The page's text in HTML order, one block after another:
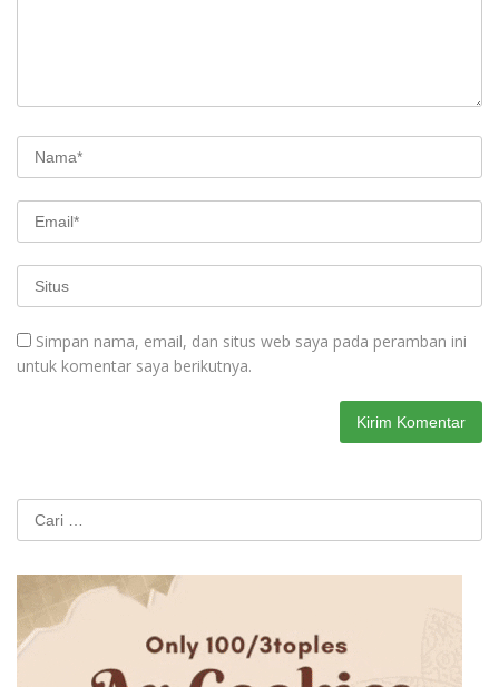
Simpan nama, email, dan situs web saya pada peramban ini
untuk komentar saya berikutnya.
Cari
untuk: